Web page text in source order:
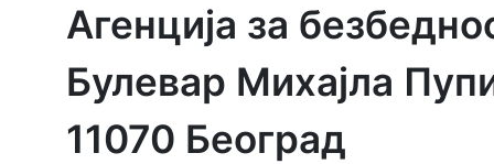
Агенција за
Булевар Михајла
11070 Београд